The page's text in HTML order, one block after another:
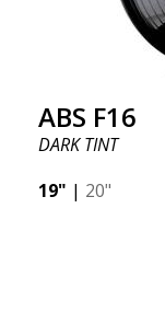
ABS F16
DARK TINT
19" | 20"